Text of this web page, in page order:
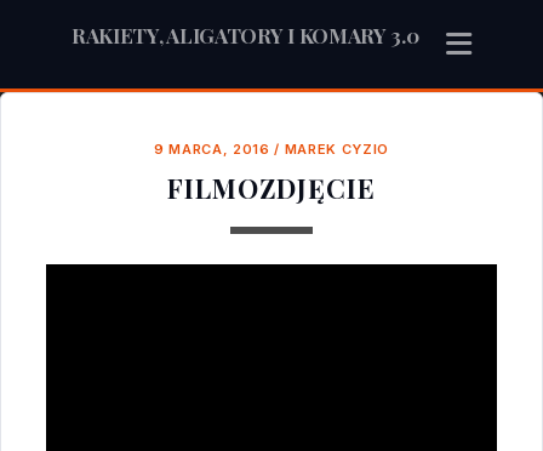
RAKIETY, ALIGATORY I KOMARY 3.0
9 MARCA, 2016 / MAREK CYZIO
FILMOZDJĘCIE